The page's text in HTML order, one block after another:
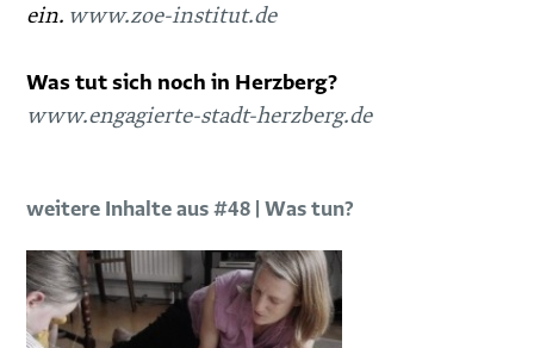
ein. www.zoe-institut.de
Was tut sich noch in Herzberg?
www.engagierte-stadt-herzberg.de
weitere Inhalte aus #48 | Was tun?